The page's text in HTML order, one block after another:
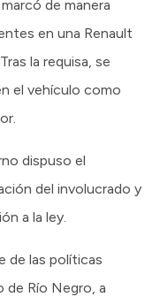
de manera
en una Renault
la requisa, se
el vehículo como
dispuso el
del involucrado y
a la ley.
de las políticas
de Río Negro, a